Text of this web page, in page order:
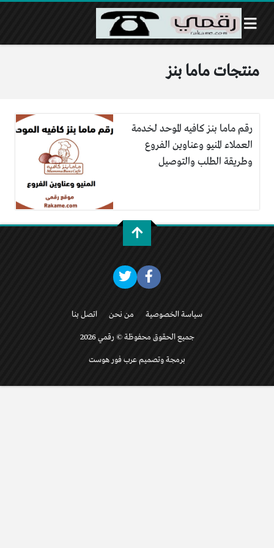
منتجات ماما بنز
رقم ماما بنز كافيه الموحد لخدمة
العملاء المنيو وعناوين الفروع
وطريقة الطلب والتوصيل
سياسة الخصوصية من نحن اتصل بنا
جميع الحقوق محفوظة © رقمي 2026
برمجة وتصميم عرب فور هوست